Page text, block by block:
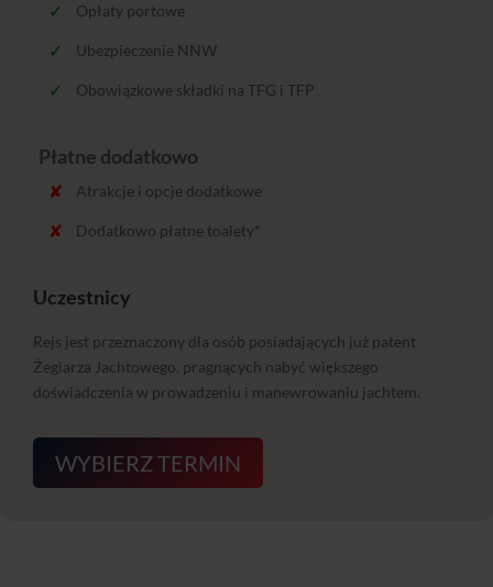
Opłaty portowe
Ubezpieczenie NNW
Obowiązkowe składki na TFG i TFP
Płatne dodatkowo
Atrakcje i opcje dodatkowe
Dodatkowo płatne toalety*
Uczestnicy
Rejs jest przeznaczony dla osób posiadających już patent
Żeglarza Jachtowego, pragnących nabyć większego
doświadczenia w prowadzeniu i manewrowaniu jachtem.
WYBIERZ TERMIN